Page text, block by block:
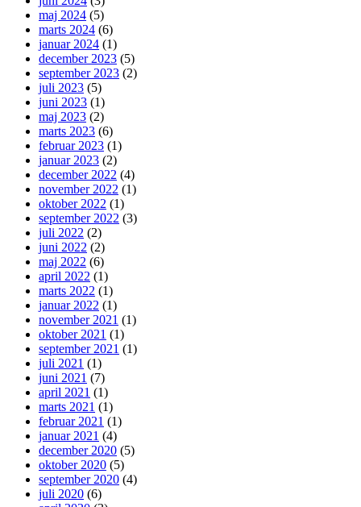
maj 2024 (5)
marts 2024 (6)
januar 2024 (1)
december 2023 (5)
september 2023 (2)
juli 2023 (5)
juni 2023 (1)
maj 2023 (2)
marts 2023 (6)
februar 2023 (1)
januar 2023 (2)
december 2022 (4)
november 2022 (1)
oktober 2022 (1)
september 2022 (3)
juli 2022 (2)
juni 2022 (2)
maj 2022 (6)
april 2022 (1)
marts 2022 (1)
januar 2022 (1)
november 2021 (1)
oktober 2021 (1)
september 2021 (1)
juli 2021 (1)
juni 2021 (7)
april 2021 (1)
marts 2021 (1)
februar 2021 (1)
januar 2021 (4)
december 2020 (5)
oktober 2020 (5)
september 2020 (4)
juli 2020 (6)